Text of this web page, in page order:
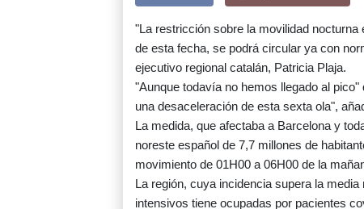
"La restricción sobre la movilidad
de esta fecha, se podrá circular ya con
ejecutivo regional catalán, Patricia Plaja.
"Aunque todavía no hemos llegado al
una desaceleración de esta sexta ola",
La medida, que afectaba a Barcelona y
noreste español de 7,7 millones de
movimiento de 01H00 a 06H00 de la
La región, cuya incidencia supera la
intensivos tiene ocupadas por pacientes